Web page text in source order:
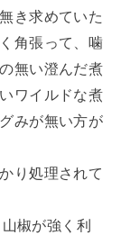
き求めていた
角張って、噛
無い澄んだ煮
ワイルドな煮
みが無い方が
り処理されて
椒が強く利